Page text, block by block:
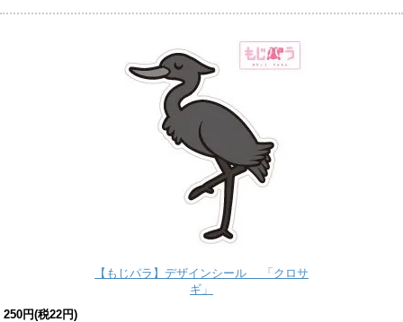
【もじパラ】デザインシール 「クロサ
ギ」
250円(税22円)